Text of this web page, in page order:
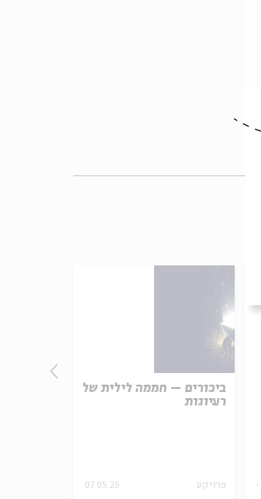
ביכורים – חממה לילית של
רעיונות
פרויקט 07.05.26